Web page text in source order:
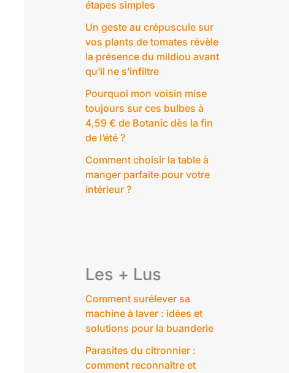
étapes simples
Un geste au crépuscule sur
vos plants de tomates révèle
la présence du mildiou avant
qu’il ne s’infiltre
Pourquoi mon voisin mise
toujours sur ces bulbes à
4,59 € de Botanic dès la fin
de l’été ?
Comment choisir la table à
manger parfaite pour votre
intérieur ?
Les + Lus
Comment surélever sa
machine à laver : idées et
solutions pour la buanderie
Parasites du citronnier :
comment reconnaître et